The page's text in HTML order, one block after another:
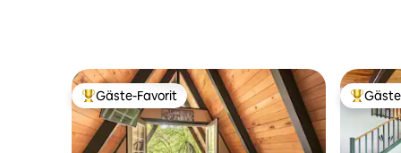
Beliebter Gäste-Favorit.
Gäste-Favorit